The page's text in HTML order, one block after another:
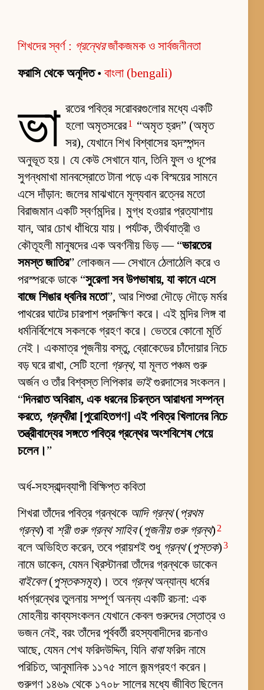
শিখদের স্বর্ণ : গ্রন্থেরজাঁকজমক ও সার্বজনীনতা
ফরাসি থেকে অনূদিত• বাংলা (bengali)
ভা রতের পবিত্র সরোবরগুলোর মধ্যে একটি
হলো অমৃতসরের1
“অমৃত হ্রদ” (অমৃত
সর), যেখানে শিখ বিশ্বাসের হৃদস্পন্দন
অনুভূত হয়। যে কেউ সেখানে যান, তিনি ফুল ও ধূপের
সুগন্ধমাখা মানবস্রোতে টানা পড়ে এক বিস্ময়ের সামনে
এসে দাঁড়ান: জলের মাঝখানে মূল্যবান রত্নের মতো
বিরাজমান একটি স্বর্ণমন্দির। মুগ্ধ হওয়ার প্রত্যাশায়
যান, আর চোখ ধাঁধিয়ে যায়। পর্যটক, তীর্থযাত্রী ও
কৌতূহলী মানুষদের এক অবর্ণনীয় ভিড় — “ভারতের
সমস্ত জাতির” লোকজন — সেখানে ঠেলাঠেলি করে ও
পরস্পরকে ডাকে “সুরেলা সব উপভাষায়, যা কানে এসে
বাজে শিঙার ধ্বনির মতো”, আর শিশুরা দৌড়ে দৌড়ে মর্মর
পাথরের ঘাটের চারপাশ প্রদক্ষিণ করে। এই মন্দির লিঙ্গ বা
ধর্মনির্বিশেষে সকলকে গ্রহণ করে। ভেতরে কোনো মূর্তি
নেই। একমাত্র পূজনীয় বস্তু, ব্রোকেডের চাঁদোয়ার নিচে
বড় ঘরে রাখা, সেটি হলো গ্রন্থ, যা মূলত পঞ্চম গুরু
অর্জন ও তাঁর বিশ্বস্ত লিপিকার ভাইগুরদাসের সংকলন।
“দিনরাত অবিরাম, এক ধরনের চিরন্তন আরাধনা সম্পন্ন
করতে, গ্রন্থীরা [পুরোহিতগণ] এই পবিত্র খিলানের নিচে
তন্ত্রীবাদ্যের সঙ্গতে পবিত্র গ্রন্থের অংশবিশেষ গেয়ে
চলেন।”
অর্ধ-সহস্রাব্দব্যাপী বিক্ষিপ্ত কবিতা
শিখরা তাঁদের পবিত্র গ্রন্থকে আদি গ্রন্থ(প্রথম
গ্রন্থ) বা শ্রী গুরু গ্রন্থ সাহিব(পূজনীয় গুরু গ্রন্থ) 2
বলে অভিহিত করেন, তবে প্রায়শই শুধু গ্রন্থ(পুস্তক)3
নামে ডাকেন, যেমন খ্রিস্টানরা তাঁদের গ্রন্থকে ডাকেন
বাইবেল(পুস্তকসমূহ)। তবে গ্রন্থঅন্যান্য ধর্মের
ধর্মগ্রন্থের তুলনায় সম্পূর্ণ অনন্য একটি রচনা: এক
মোহনীয় কাব্যসংকলন যেখানে কেবল গুরুদের স্তোত্র ও
ভজন নেই, বরং তাঁদের পূর্ববর্তী রহস্যবাদীদের রচনাও
আছে, যেমন শেখ ফরিদউদ্দিন, যিনি বাবাফরিদ নামে
পরিচিত, আনুমানিক ১১৭৫ সালে জন্মগ্রহণ করেন।
গুরুগণ ১৪৬৯ থেকে ১৭০৮ সালের মধ্যে জীবিত ছিলেন